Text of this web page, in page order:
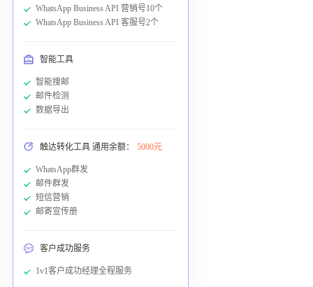
WhatsApp Business API 营销号10个
WhatsApp Business API 客服号2个
智能工具
智能搜邮
邮件检测
数据导出
触达转化工具 通用余额： 5000元
WhatsApp群发
邮件群发
短信营销
邮寄宣传册
客户成功服务
1v1客户成功经理全程服务